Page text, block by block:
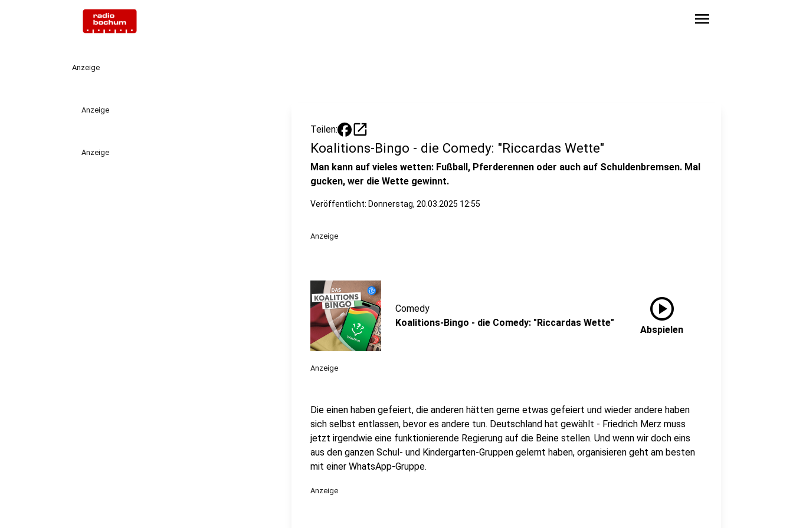
menu
Anzeige
Anzeige
Anzeige
Teilen: open_in_new
Koalitions-Bingo - die Comedy: "Riccardas Wette"
Man kann auf vieles wetten: Fußball, Pferderennen oder auch auf Schuldenbremsen. Mal
gucken, wer die Wette gewinnt.
Veröffentlicht: Donnerstag, 20.03.2025 12:55
Anzeige
Comedy
Koalitions-Bingo - die Comedy: "Riccardas Wette"
play_circle
Abspielen
Anzeige
Die einen haben gefeiert, die anderen hätten gerne etwas gefeiert und wieder andere haben
sich selbst entlassen, bevor es andere tun. Deutschland hat gewählt - Friedrich Merz muss
jetzt irgendwie eine funktionierende Regierung auf die Beine stellen. Und wenn wir doch eins
aus den ganzen Schul- und Kindergarten-Gruppen gelernt haben, organisieren geht am besten
mit einer WhatsApp-Gruppe.
Anzeige